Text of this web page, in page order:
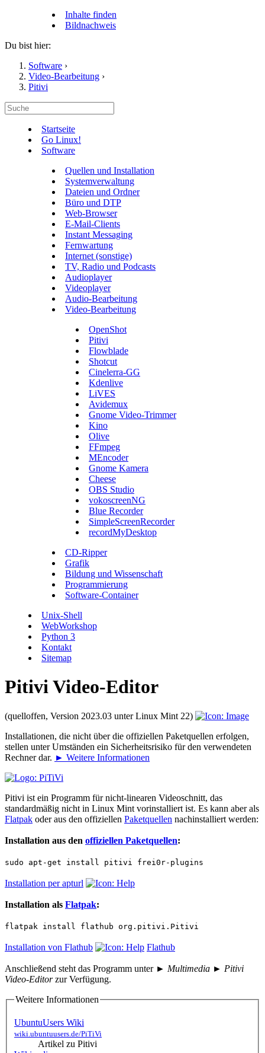
Inhalte finden
Bildnachweis
Du bist hier:
Software ›
Video-Bearbeitung ›
Pitivi
Startseite
Go Linux!
Software
Quellen und Installation
Systemverwaltung
Dateien und Ordner
Büro und DTP
Web-Browser
E-Mail-Clients
Instant Messaging
Fernwartung
Internet (sonstige)
TV, Radio und Podcasts
Audioplayer
Videoplayer
Audio-Bearbeitung
Video-Bearbeitung
OpenShot
Pitivi
Flowblade
Shotcut
Cinelerra-GG
Kdenlive
LiVES
Avidemux
Gnome Video-Trimmer
Kino
Olive
FFmpeg
MEncoder
Gnome Kamera
Cheese
OBS Studio
vokoscreenNG
Blue Recorder
SimpleScreenRecorder
recordMyDesktop
CD-Ripper
Grafik
Bildung und Wissenschaft
Programmierung
Software-Container
Unix-Shell
WebWorkshop
Python 3
Kontakt
Sitemap
Pitivi Video-Editor
(quelloffen, Version 2023.03 unter Linux Mint 22)
Installationen, die nicht über die offiziellen Paketquellen erfolgen,
stellen unter Umständen ein Sicherheitsrisiko für den verwendeten
Rechner dar. ► Weitere Informationen
Pitivi ist ein Programm für nicht-linearen Videoschnitt, das
standardmäßig nicht in Linux Mint vorinstalliert ist. Es kann aber als
Flatpak oder aus den offiziellen Paketquellen nachinstalliert werden:
Installation aus den offiziellen Paketquellen:
sudo apt-get install pitivi frei0r-plugins
Installation per apturl
Installation als Flatpak:
flatpak install flathub org.pitivi.Pitivi
Installation von Flathub Flathub
Anschließend steht das Programm unter ► Multimedia ► Pitivi
Video-Editorzur Verfügung.
Weitere Informationen
UbuntuUsers Wiki
wiki.ubuntuusers.de/PiTiVi
Artikel zu Pitivi